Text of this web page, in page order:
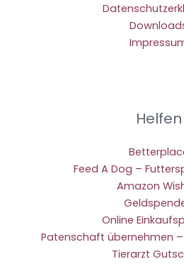
Helfen
Feed A Dog –
Amazon
Online
Patenschaft übernehmen
Tierarzt